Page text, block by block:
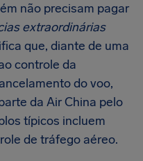
não precisam pagar
extraordinárias
que, diante de uma
controle da
do voo,
da Air China pelo
típicos incluem
de tráfego aéreo.